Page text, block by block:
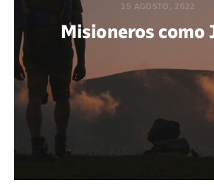
15 AGOSTO, 2022
Misioneros como